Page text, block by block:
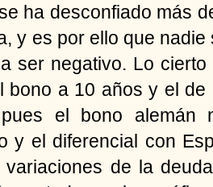
ha desconfiado más
y es por ello que
ser negativo. Lo
bono a 10 años y el
el bono alemán
y el diferencial con
variaciones de la